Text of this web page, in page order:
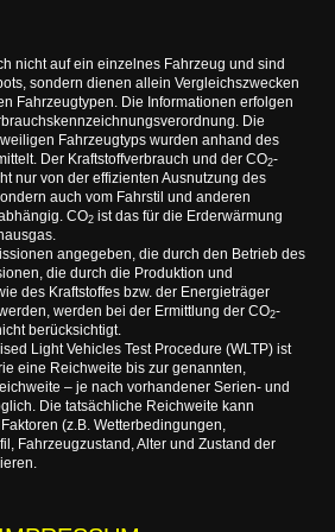
nicht auf ein einzelnes Fahrzeug und sind
sondern dienen allein Vergleichszwecken
Fahrzeugtypen. Die Informationen erfolgen
Die
Fahrzeugtyps wurden anhand des
Der Kraftstoffverbrauch und der CO2-
nur von der effizienten Ausnutzung des
auch vom Fahrstil und anderen
CO2ist das für die Erderwärmung
angegeben, die durch den Betrieb des
die durch die Produktion und
des Kraftstoffes bzw. der Energieträger
werden bei der Ermittlung der CO2-
berücksichtigt.
Light Vehicles Test Procedure (WLTP) ist
eine Reichweite bis zur genannten,
– je nach vorhandener Serien- und
Die tatsächliche Reichweite kann
(z.B. Wetterbedingungen,
Fahrzeugzustand, Alter und Zustand der